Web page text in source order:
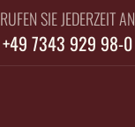
RUFEN SIE JEDERZEIT AN
+49 7343 929 98-0